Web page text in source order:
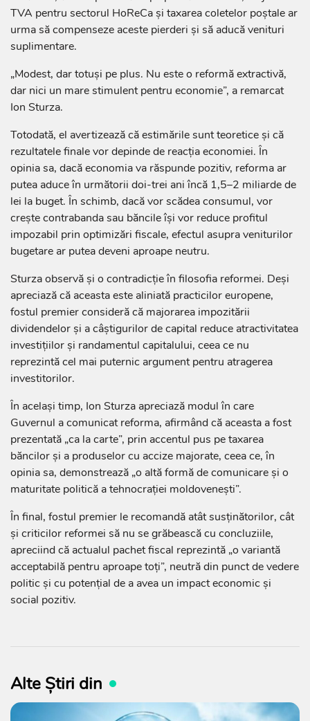
TVA pentru sectorul HoReCa și taxarea coletelor poștale ar
urma să compenseze aceste pierderi și să aducă venituri
suplimentare.
„Modest, dar totuși pe plus. Nu este o reformă extractivă,
dar nici un mare stimulent pentru economie”, a remarcat
Ion Sturza.
Totodată, el avertizează că estimările sunt teoretice și că
rezultatele finale vor depinde de reacția economiei. În
opinia sa, dacă economia va răspunde pozitiv, reforma ar
putea aduce în următorii doi-trei ani încă 1,5–2 miliarde de
lei la buget. În schimb, dacă vor scădea consumul, vor
crește contrabanda sau băncile își vor reduce profitul
impozabil prin optimizări fiscale, efectul asupra veniturilor
bugetare ar putea deveni aproape neutru.
Sturza observă și o contradicție în filosofia reformei. Deși
apreciază că aceasta este aliniată practicilor europene,
fostul premier consideră că majorarea impozitării
dividendelor și a câștigurilor de capital reduce atractivitatea
investițiilor și randamentul capitalului, ceea ce nu
reprezintă cel mai puternic argument pentru atragerea
investitorilor.
În același timp, Ion Sturza apreciază modul în care
Guvernul a comunicat reforma, afirmând că aceasta a fost
prezentată „ca la carte”, prin accentul pus pe taxarea
băncilor și a produselor cu accize majorate, ceea ce, în
opinia sa, demonstrează „o altă formă de comunicare și o
maturitate politică a tehnocrației moldovenești”.
În final, fostul premier le recomandă atât susținătorilor, cât
și criticilor reformei să nu se grăbească cu concluziile,
apreciind că actualul pachet fiscal reprezintă „o variantă
acceptabilă pentru aproape toți”, neutră din punct de vedere
politic și cu potențial de a avea un impact economic și
social pozitiv.
Alte Știri din